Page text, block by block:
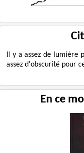
Il y a assez de
assez d'obscurité pour
En ce